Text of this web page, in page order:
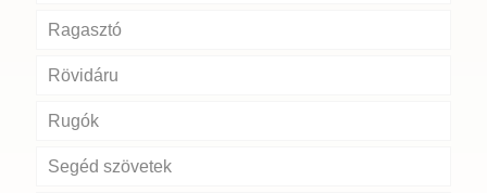
Ragasztó
Rövidáru
Rugók
Segéd szövetek